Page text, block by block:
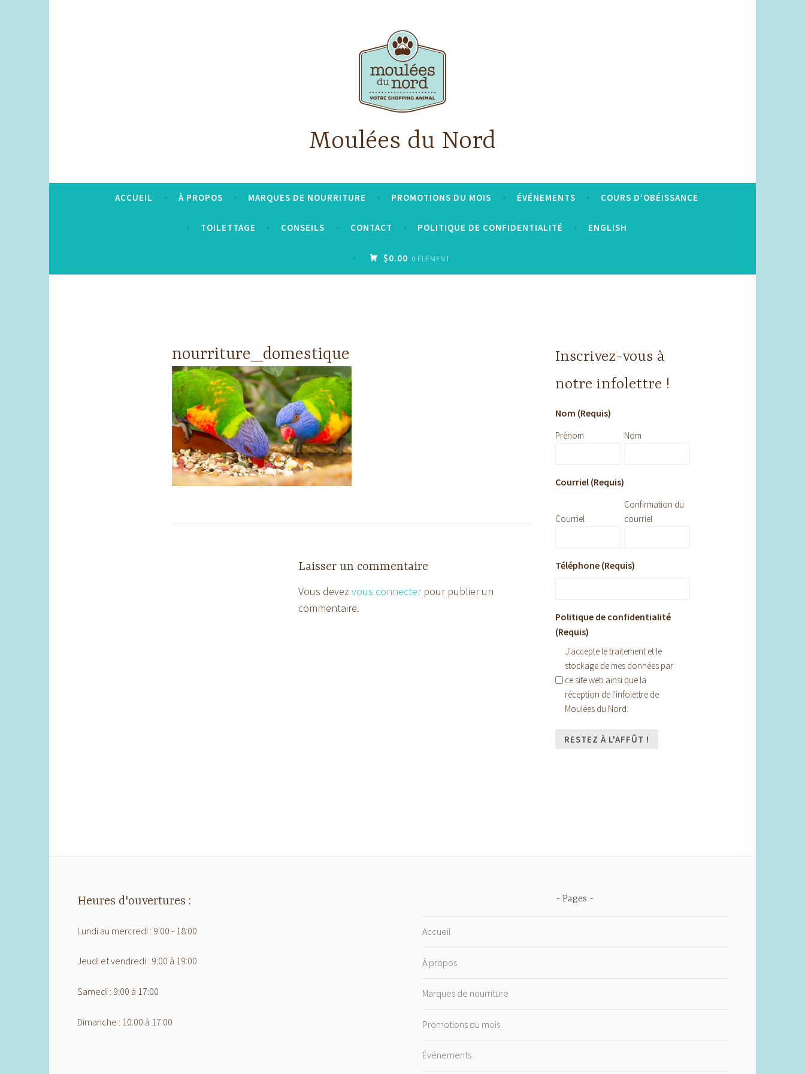
Moulées du Nord
ACCUEIL À PROPOS MARQUES DE NOURRITURE PROMOTIONS DU MOIS ÉVÉNEMENTS COURS D’OBÉISSANCE
TOILETTAGE CONSEILS CONTACT POLITIQUE DE CONFIDENTIALITÉ ENGLISH
$0.00 0 ÉLÉMENT
nourriture_domestique
Laisser un commentaire
Vous devezvous connecterpour publier un
commentaire.
Inscrivez-vous à
notre infolettre !
Nom (Requis)
Prénom Nom
Courriel (Requis)
Courriel
Confirmation du
courriel
Téléphone (Requis)
Politique de confidentialité
(Requis)
J'accepte le traitement et le
stockage de mes données par
ce site web ainsi que la
réception de l'infolettre de
Moulées du Nord.
Heures d'ouvertures :
Lundi au mercredi : 9:00 - 18:00
Jeudi et vendredi : 9:00 à 19:00
Samedi : 9:00 à 17:00
Dimanche : 10:00 à 17:00
Pages
Accueil
À propos
Marques de nourriture
Promotions du mois
Événements